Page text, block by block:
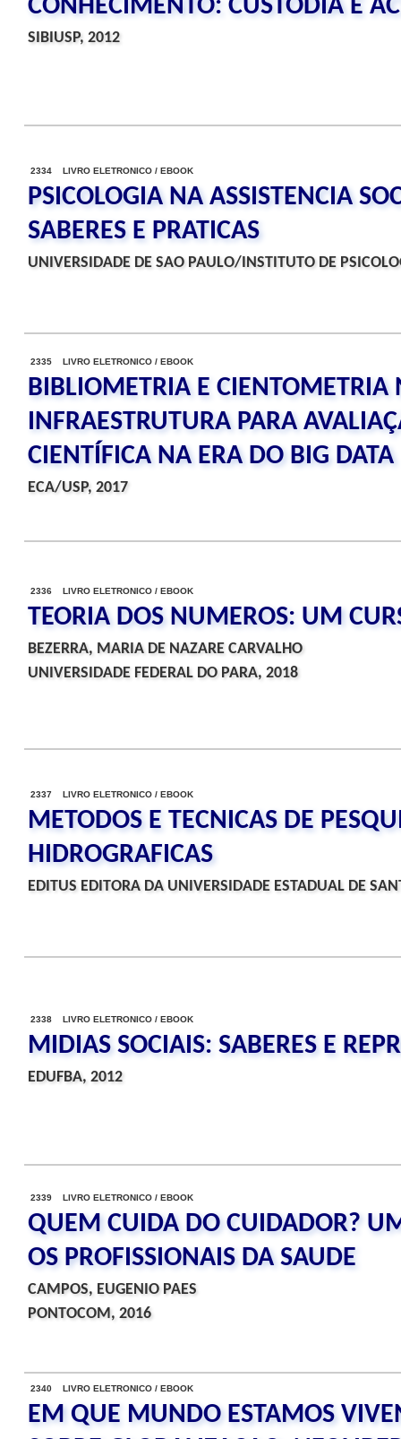
CONHECIMENTO: CUSTODIA E
SIBIUSP, 2012
2334 LIVRO ELETRONICO / EBOOK
PSICOLOGIA NA ASSISTENCIA
SABERES E PRATICAS
UNIVERSIDADE DE SAO PAULO/INSTITUTO DE
2335 LIVRO ELETRONICO / EBOOK
BIBLIOMETRIA E CIENTOMETRIA
INFRAESTRUTURA PARA
CIENTÍFICA NA ERA DO BIG DATA
ECA/USP, 2017
2336 LIVRO ELETRONICO / EBOOK
TEORIA DOS NUMEROS: UM
BEZERRA, MARIA DE NAZARE CARVALHO
UNIVERSIDADE FEDERAL DO PARA, 2018
2337 LIVRO ELETRONICO / EBOOK
METODOS E TECNICAS DE
HIDROGRAFICAS
EDITUS EDITORA DA UNIVERSIDADE ESTADUAL DE
2338 LIVRO ELETRONICO / EBOOK
MIDIAS SOCIAIS: SABERES E
EDUFBA, 2012
2339 LIVRO ELETRONICO / EBOOK
QUEM CUIDA DO CUIDADOR?
OS PROFISSIONAIS DA SAUDE
CAMPOS, EUGENIO PAES
PONTOCOM, 2016
2340 LIVRO ELETRONICO / EBOOK
EM QUE MUNDO ESTAMOS